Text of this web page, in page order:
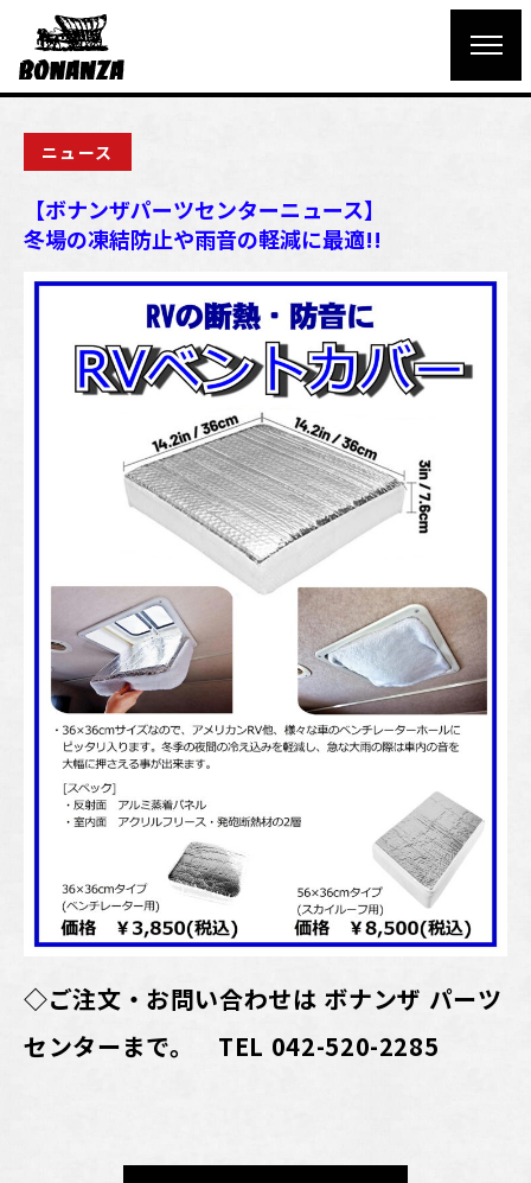
ニュース
【ボナンザパーツセンターニュース】
冬場の凍結防止や雨音の軽減に最適!!
◇ご注文・お問い合わせは ボナンザ パーツ
センターまで。 TEL 042-520-2285